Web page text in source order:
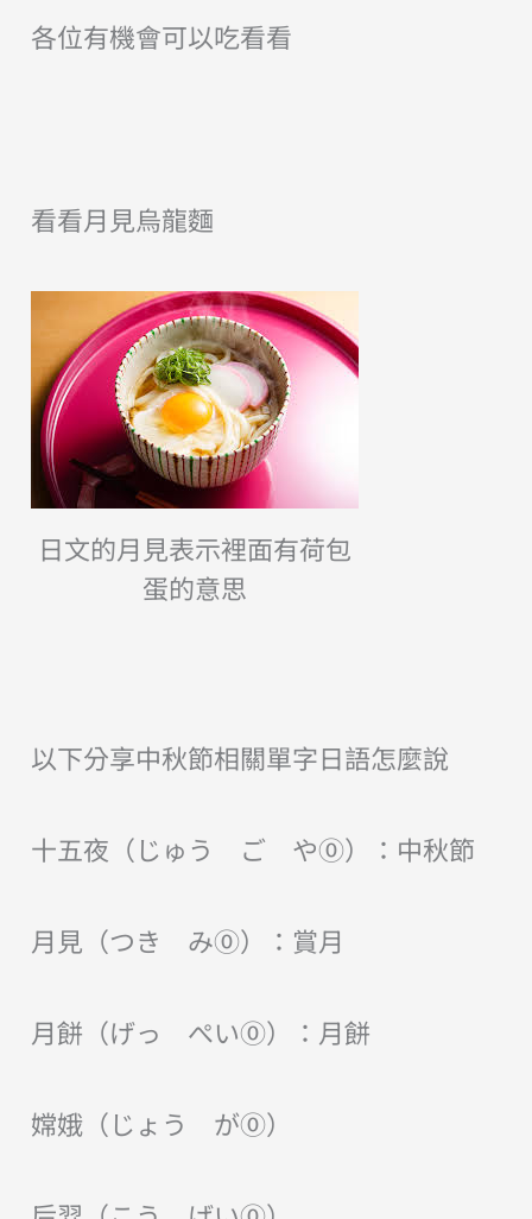
各位有機會可以吃看看
看看月見烏龍麵
日文的月見表示裡面有荷包
蛋的意思
以下分享中秋節相關單字日語怎麼說
十五夜（じゅう ご や⓪）：中秋節
月見（つき み⓪）：賞月
月餅（げっ ぺい⓪）：月餅
嫦娥（じょう が⓪）